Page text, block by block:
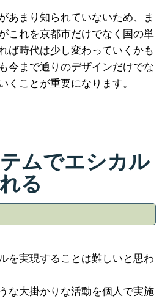
あまり知られていないため、ま
これを京都市だけでなく国の単
ば時代は少し変わっていくかも
今まで通りのデザインだけでな
くことが重要になります。
ムでエシカル
る
を実現することは難しいと思わ
な大掛かりな活動を個人で実施